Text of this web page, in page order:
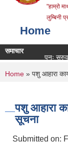
"हाम्रो
लुम्बिनी
Home
समाचार
पुनः सरुवा
You are
Home » पशु आहारा
पशु आहारा
सूचना
Submitted on: